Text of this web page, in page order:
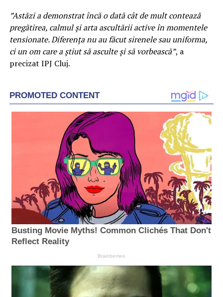
”Astăzi a demonstrat încă o dată cât de mult contează
pregătirea, calmul și arta ascultării active în momentele
tensionate. Diferența nu au făcut sirenele sau uniforma,
ci un om care a știut să asculte și să vorbească”, a
precizat IPJ Cluj.